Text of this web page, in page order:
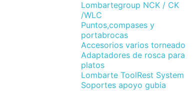
Lombartegroup NCK / CK
/WLC
Puntos,compases y
portabrocas
Accesorios varios torneado
Adaptadores de rosca para
platos
Lombarte ToolRest System
Soportes apoyo gubia